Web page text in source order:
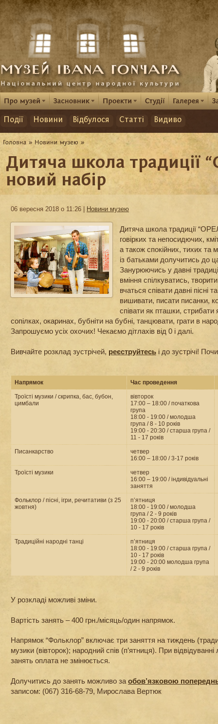
Події Новини Відбулося Статті Видиво
Дитяча школа традиції
новий набір
06 вересня 2018 о 11:26 | Новини музею
Дитяча школа традиції
говірких та непосидючих,
а також спокійних, тихих та
із батьками долучитись до
Занурюючись у давні
вміння спілкуватись,
вчаться співати давні пісні
вишивати, писати писанки,
співати як пташки, стрибати
сопілках, окаринах, бубніти на бубні, танцювати, грати в
Запрошуємо усіх охочих! Чекаємо дітлахів від 0 і далі.
Вивчайте розклад зустрічей, реєструйтесь і до зустрічі!
Напрямок Час проведення
Троїсті музики / скрипка, бас, бубон,
цимбали
вівторок
17:00 – 18:00 / початкова
група
18:00 - 19:00 / молодша
група / 8 - 10 років
19:00 - 20:30 / старша група /
11 - 17 років
Писанкарство
четвер
16:00 – 18:00 / 3-17 років
Троїсті музики
четвер
16:00 – 19:00 / індивідуальні
заняття
Фольклор / пісні, ігри, речитативи (з 25
жовтня)
п’ятниця
18:00 - 19:00 / молодша
група / 2 - 9 років
19:00 - 20:00 / старша група /
10 - 17 років
Традиційні народні танці
п’ятниця
18:00 - 19:00 / старша група /
10 - 17 років
19:00 - 20:00 молодша група
/ 2 - 9 років
У розкладі можливі зміни.
Вартість занять – 400 грн./місяць/один напрямок.
Напрямок “Фольклор” включає три заняття на тиждень
музики (вівторок); народний спів (п’ятниця). При відвідуванні
занять оплата не змінюється.
Долучитись до занять можливо за обов’язковою
записом: (067) 316-68-79, Мирослава Вертюк